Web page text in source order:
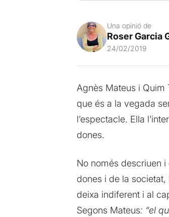
Una opinió de
Roser Garcia
24/02/2019
Agnès Mateus i Quim
que és a la vegada
l’espectacle. Ella
dones.
No només descriuen
dones i de la
deixa indiferent i al
Segons Mateus: “el